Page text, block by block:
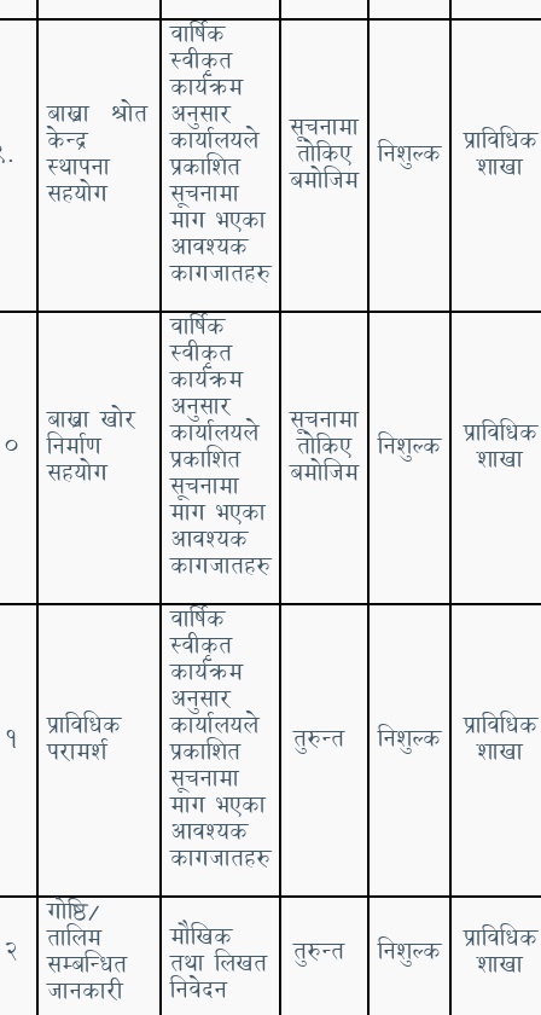
बाख्रा श्रोत
केन्द्र
स्थापना
सहयोग
वार्षिक
स्वीकृत
कार्यक्रम
अनुसार
कार्यालयले
प्रकाशित
सूचनामा
माग भएका
आवश्यक
कागजातहरु
सूचनामा
तोकिए
बमोजिम
निशुल्क प्राविधिक
शाखा
बाख्रा खोर
निर्माण
सहयोग
वार्षिक
स्वीकृत
कार्यक्रम
अनुसार
कार्यालयले
प्रकाशित
सूचनामा
माग भएका
आवश्यक
कागजातहरु
सूचनामा
तोकिए
बमोजिम
निशुल्क प्राविधिक
शाखा
प्राविधिक
परामर्श
वार्षिक
स्वीकृत
कार्यक्रम
अनुसार
कार्यालयले
प्रकाशित
सूचनामा
माग भएका
आवश्यक
कागजातहरु
तुरुन्त निशुल्क प्राविधिक
शाखा
गोष्ठि/
तालिम
सम्बन्धित
जानकारी
मौखिक
तथा लिखत
निवेदन
तुरुन्त निशुल्क प्राविधिक
शाखा